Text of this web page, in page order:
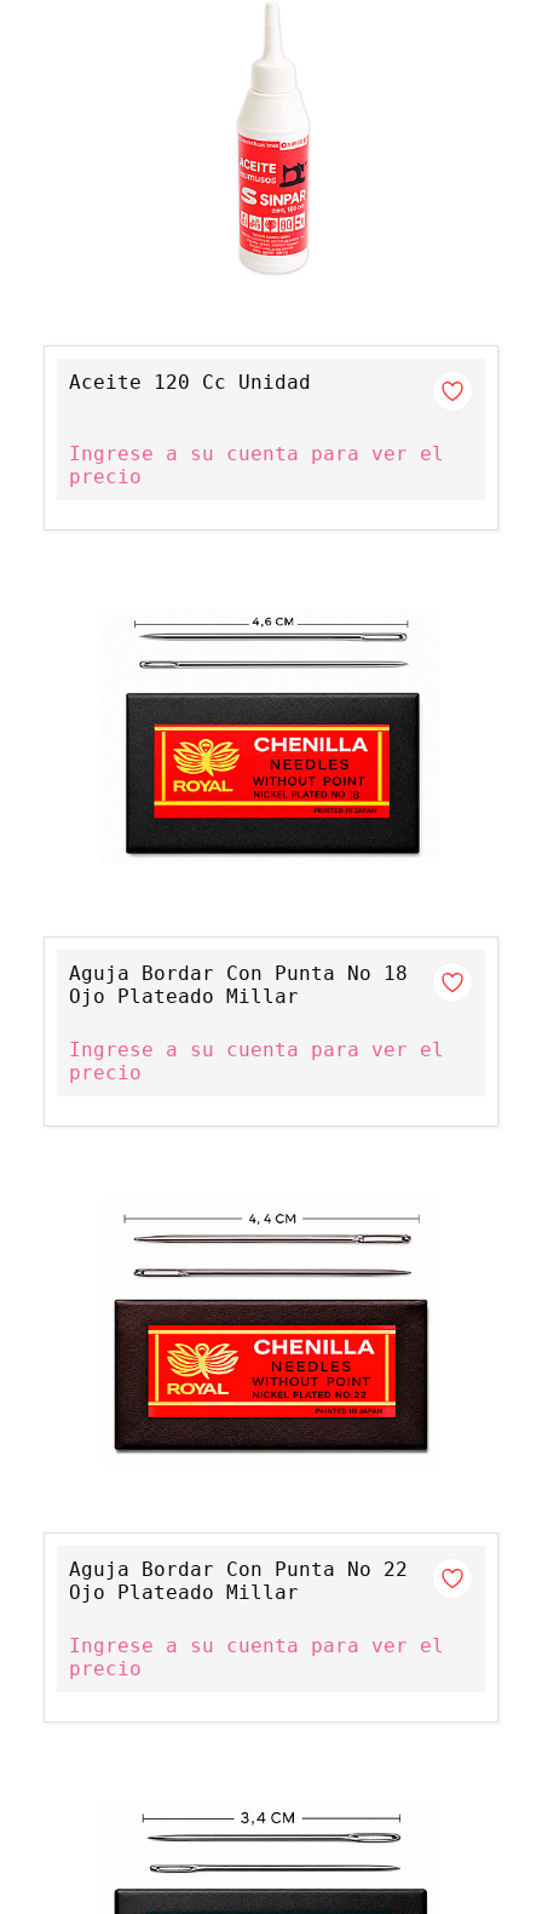
Aceite 120 Cc Unidad
Ingrese a su cuenta para ver el
precio
Aguja Bordar Con Punta No 18
Ojo Plateado Millar
Ingrese a su cuenta para ver el
precio
Aguja Bordar Con Punta No 22
Ojo Plateado Millar
Ingrese a su cuenta para ver el
precio